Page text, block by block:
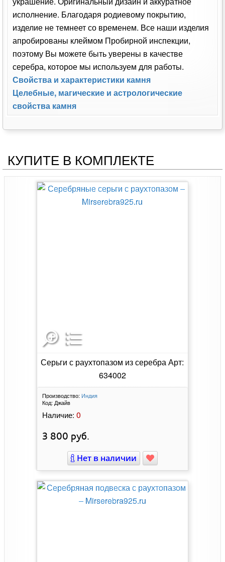
исполнение. Благодаря родиевому покрытию,
изделие не темнеет со временем. Все наши изделия
апробированы клеймом Пробирной инспекции,
поэтому Вы можете быть уверены в качестве
серебра, которое мы используем для работы.
Свойства и характеристики камня
Целебные, магические и астрологические
свойства камня
КУПИТЕ В КОМПЛЕКТЕ
Серьги с раухтопазом из серебра Арт:
634002
Производство: Индия
Код: Джайв
Наличие: 0
3 800 руб.
Нет в наличии